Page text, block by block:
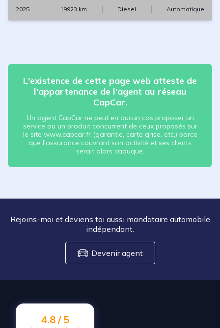
2025 19923 km Diesel Automatique
L'existence de cette page web atteste de
l'appartenance de l'agent au réseau
CapCar.
Un agent CapCar ne peut en aucun cas proposer un
service ou un produit concurrent de ceux proposés sur
le site www.capcar.fr (garantie, carte grise, etc.) parce
que l'assurance couvrant son activité et ses clients
serait alors caduque.
Rejoins-moi et deviens toi aussi mandataire automobile
indépendant.
Devenir agent
4.8 / 5